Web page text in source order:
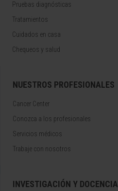
Pruebas diagnósticas
Tratamientos
Cuidados en casa
Chequeos y salud
NUESTROS PROFESIONALES
Cancer Center
Conozca a los profesionales
Servicios médicos
Trabaje con nosotros
INVESTIGACIÓN Y DOCENCIA